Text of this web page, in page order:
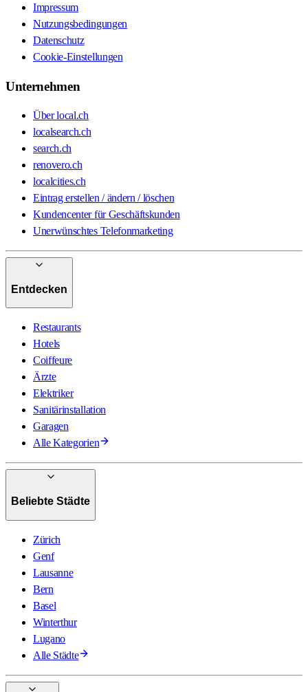
Impressum
Nutzungsbedingungen
Datenschutz
Cookie-Einstellungen
Unternehmen
Über local.ch
localsearch.ch
search.ch
renovero.ch
localcities.ch
Eintrag erstellen / ändern / löschen
Kundencenter für Geschäftskunden
Unerwünschtes Telefonmarketing
Entdecken
Restaurants
Hotels
Coiffeure
Ärzte
Elektriker
Sanitärinstallation
Garagen
Alle Kategorien
Beliebte Städte
Zürich
Genf
Lausanne
Bern
Basel
Winterthur
Lugano
Alle Städte